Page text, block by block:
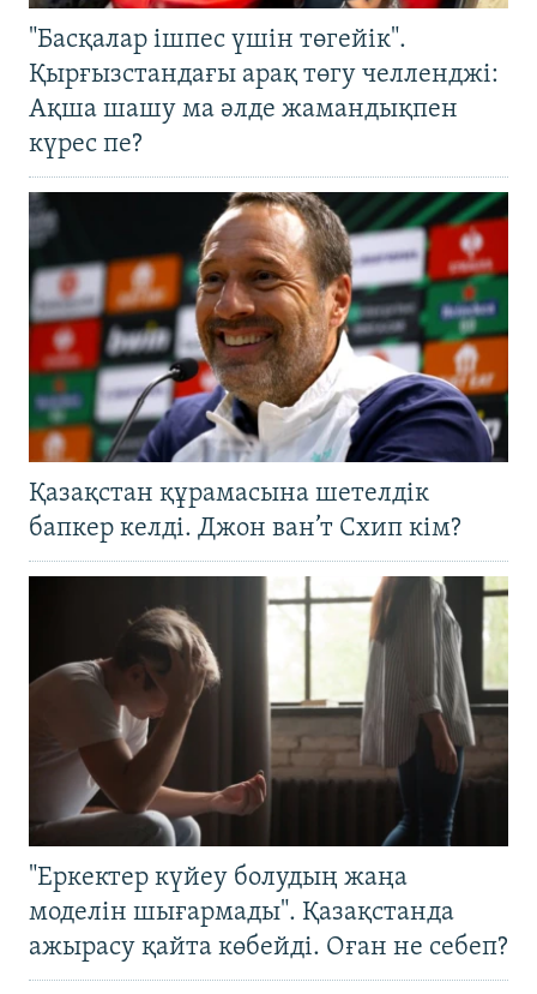
"Басқалар ішпес үшін төгейік".
Қырғызстандағы арақ төгу челленджі:
Ақша шашу ма әлде жамандықпен
күрес пе?
Қазақстан құрамасына шетелдік
бапкер келді. Джон ван’т Схип кім?
"Еркектер күйеу болудың жаңа
моделін шығармады". Қазақстанда
ажырасу қайта көбейді. Оған не себеп?